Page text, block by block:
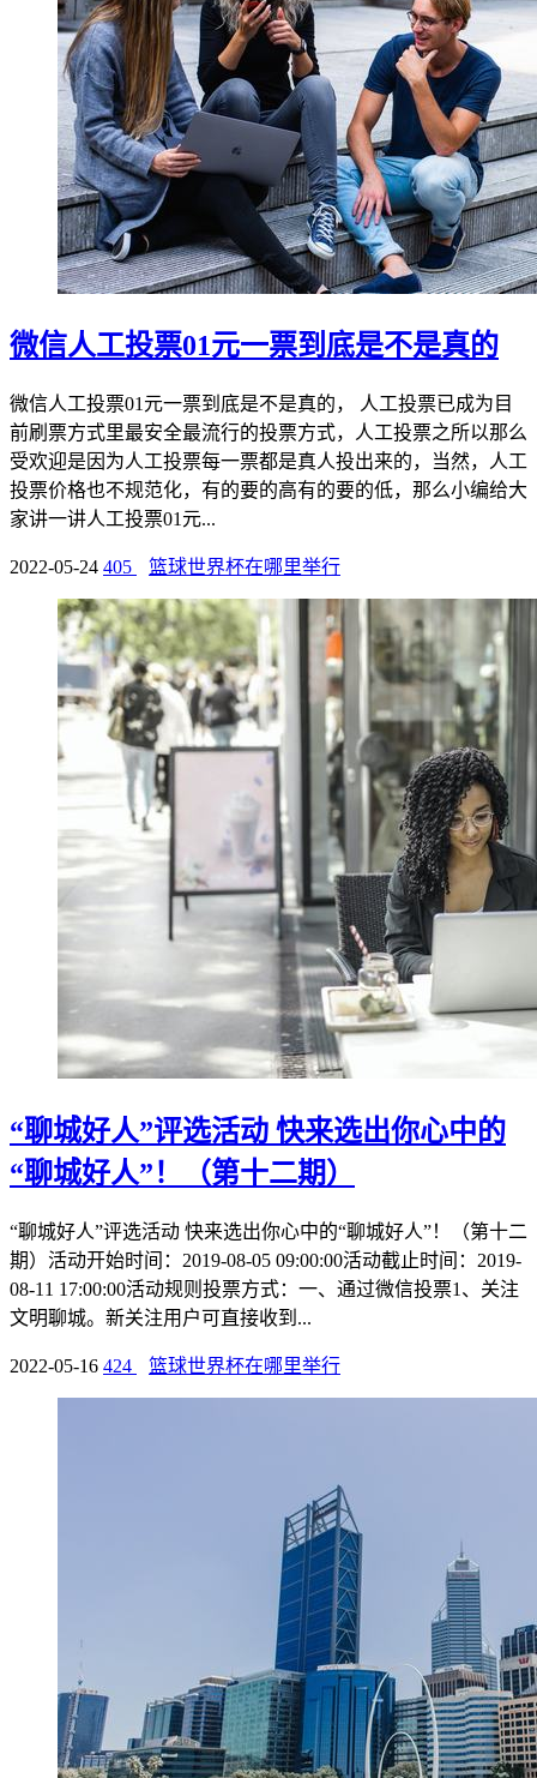
微信人工投票01元一票到底是不是真的
微信人工投票01元一票到底是不是真的， 人工投票已成为目
前刷票方式里最安全最流行的投票方式，人工投票之所以那么
受欢迎是因为人工投票每一票都是真人投出来的，当然，人工
投票价格也不规范化，有的要的高有的要的低，那么小编给大
家讲一讲人工投票01元...
2022-05-24 405 篮球世界杯在哪里举行
“聊城好人”评选活动 快来选出你心中的
“聊城好人”！（第十二期）
“聊城好人”评选活动 快来选出你心中的“聊城好人”！（第十二
期）活动开始时间：2019-08-05 09:00:00活动截止时间：2019-
08-11 17:00:00活动规则投票方式：一、通过微信投票1、关注
文明聊城。新关注用户可直接收到...
2022-05-16 424 篮球世界杯在哪里举行